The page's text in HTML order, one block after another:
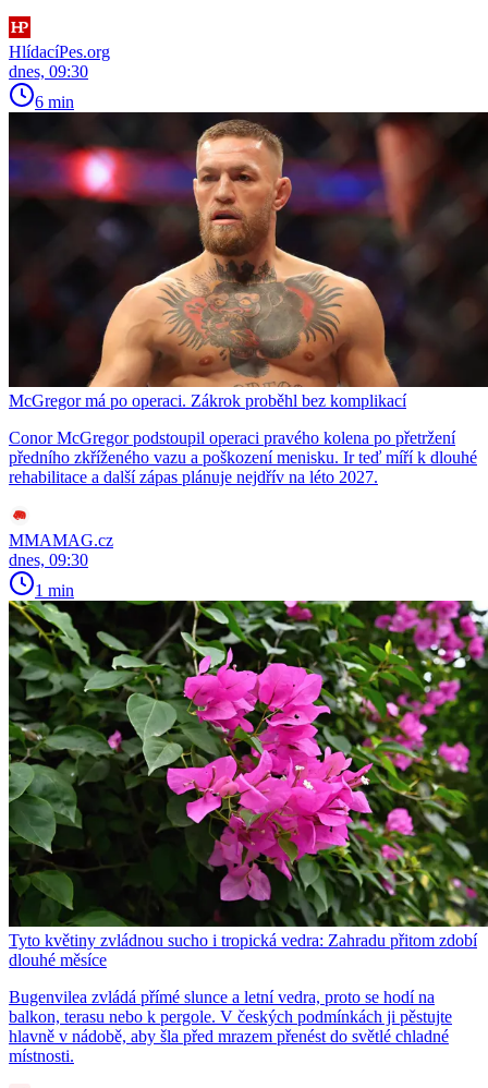
HlídacíPes.org
dnes, 09:30
6 min
McGregor má po operaci. Zákrok proběhl bez komplikací
Conor McGregor podstoupil operaci pravého kolena po přetržení
předního zkříženého vazu a poškození menisku. Ir teď míří k dlouhé
rehabilitace a další zápas plánuje nejdřív na léto 2027.
MMAMAG.cz
dnes, 09:30
1 min
Tyto květiny zvládnou sucho i tropická vedra: Zahradu přitom zdobí
dlouhé měsíce
Bugenvilea zvládá přímé slunce a letní vedra, proto se hodí na
balkon, terasu nebo k pergole. V českých podmínkách ji pěstujte
hlavně v nádobě, aby šla před mrazem přenést do světlé chladné
místnosti.